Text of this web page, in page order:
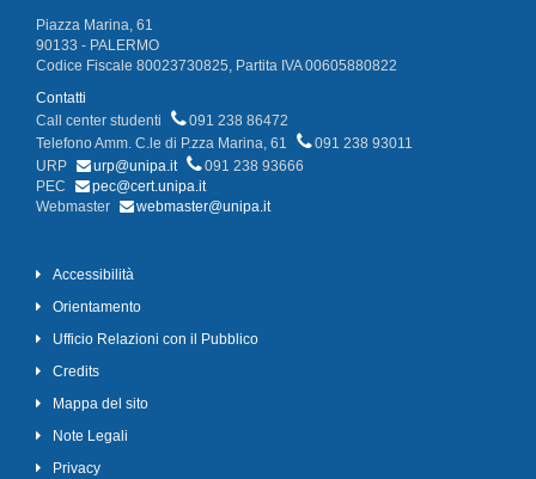
Piazza Marina, 61
90133 - PALERMO
Codice Fiscale 80023730825, Partita IVA 00605880822
Contatti
Call center studenti
091 238 86472
Telefono Amm. C.le di P.zza Marina, 61
091 238 93011
URP
urp@unipa.it
091 238 93666
PEC
pec@cert.unipa.it
Webmaster
webmaster@unipa.it
Accessibilità
Orientamento
Ufficio Relazioni con il Pubblico
Credits
Mappa del sito
Note Legali
Privacy